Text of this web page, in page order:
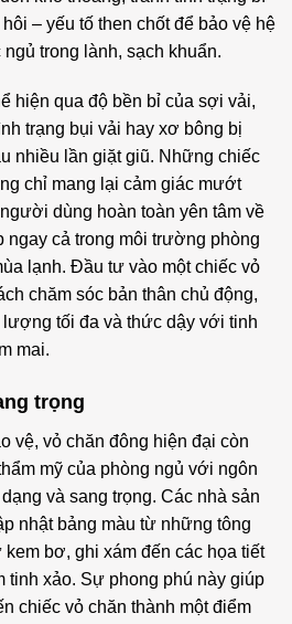
– yếu tố then chốt để bảo vệ hệ
trong lành, sạch khuẩn.
hiện qua độ bền bỉ của sợi vải,
trạng bụi vải hay xơ bông bị
nhiều lần giặt giũ. Những chiếc
chỉ mang lại cảm giác mướt
dùng hoàn toàn yên tâm về
cả trong môi trường phòng
lạnh. Đầu tư vào một chiếc vỏ
chăm sóc bản thân chủ động,
tối đa và thức dậy với tinh
mai.
trọng
vệ, vỏ chăn đông hiện đại còn
mỹ của phòng ngủ với ngôn
và sang trọng. Các nhà sản
nhật bảng màu từ những tông
bơ, ghi xám đến các họa tiết
tinh xảo. Sự phong phú này giúp
chiếc vỏ chăn thành một điểm